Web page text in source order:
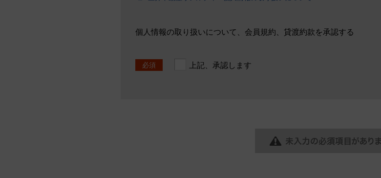
個人情報の取り扱いについて、会員規約、貸渡約款を承認する
必須 上記、承認します